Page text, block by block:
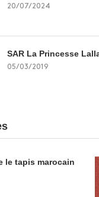
20/07/2024
SAR La Princesse
05/03/2019
le tapis marocain